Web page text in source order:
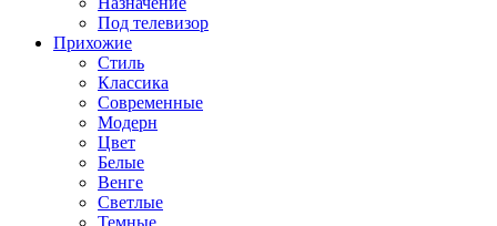
Под телевизор
Прихожие
Стиль
Классика
Современные
Модерн
Цвет
Белые
Венге
Светлые
Темные